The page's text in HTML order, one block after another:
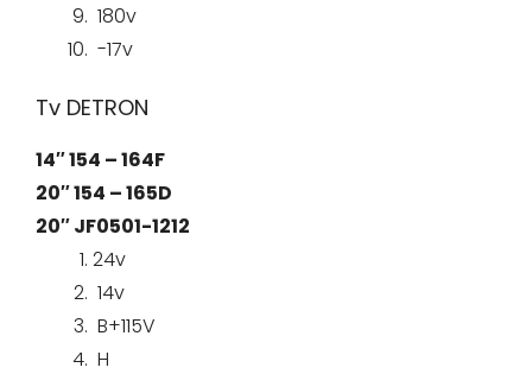
180v
-17v
Tv DETRON
14″ 154 – 164F
20″ 154 – 165D
20″ JF0501-1212
24v
14v
B+115V
H